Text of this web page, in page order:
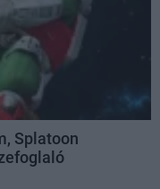
Splatoon